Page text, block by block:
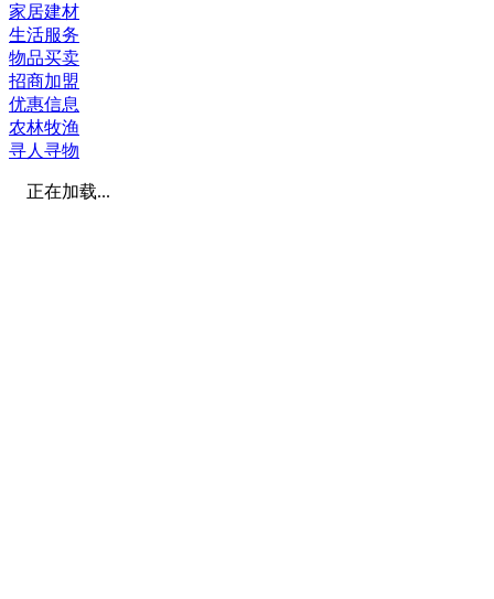
家居建材
生活服务
物品买卖
招商加盟
优惠信息
农林牧渔
寻人寻物
正在加载...